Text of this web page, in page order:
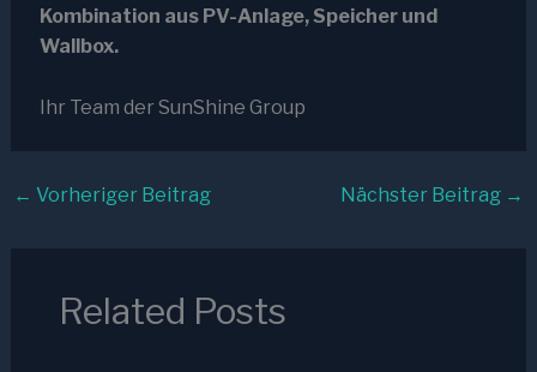
Kombination aus PV-Anlage, Speicher und
Wallbox.
Ihr Team der SunShine Group
← Vorheriger Beitrag Nächster Beitrag →
Related Posts